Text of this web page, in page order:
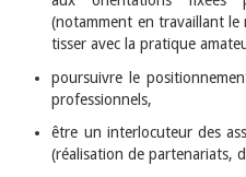
(notamment en travaillant le
tisser avec la pratique
poursuivre le
professionnels,
être un interlocuteur des
(réalisation de partenariats,